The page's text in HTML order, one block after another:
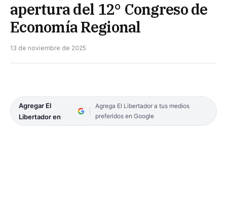
apertura del 12° Congreso de
Economía Regional
13 de noviembre de 2025
Agregar El
Libertador en
Agrega El Libertador a tus medios
preferidos en Google